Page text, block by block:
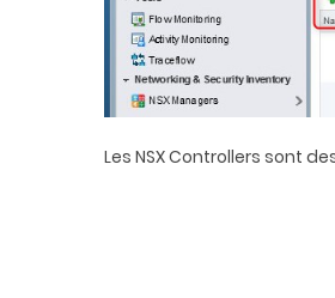
Les NSX Controllers sont